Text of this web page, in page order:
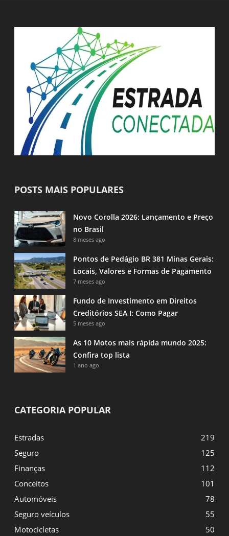
POSTS MAIS POPULARES
Novo Corolla 2026: Lançamento e Preço
no Brasil
8 meses ago
Pontos de Pedágio BR 381 Minas Gerais:
Locais, Valores e Formas de Pagamento
7 meses ago
Fundo de Investimento em Direitos
Creditórios SEA I: Como Pagar
5 meses ago
As 10 Motos mais rápida mundo 2025:
Confira top lista
1 ano ago
CATEGORIA POPULAR
Estradas
219
Seguro
125
Finanças
112
Conceitos
101
Automóveis
78
Seguro veículos
55
Motocicletas
50